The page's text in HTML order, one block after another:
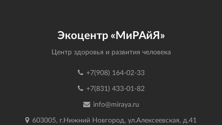
Экоцентр «МиРАйЯ»
Центр здоровья и развития человека
+7(908) 164-02-33
+7(831) 433-01-82
info@miraya.ru
603005, г.Нижний Новгород, ул.Алексеевская, д.41